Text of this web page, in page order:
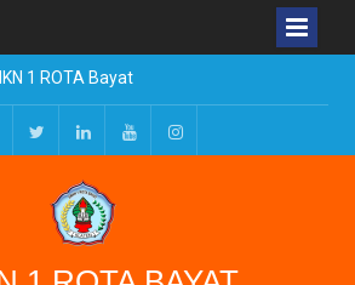
1 ROTA Bayat
2026/2027
Kelulusan
2025-2026
BOSP
1 Tahun
TwitterLinkedInYoutubeInstagram